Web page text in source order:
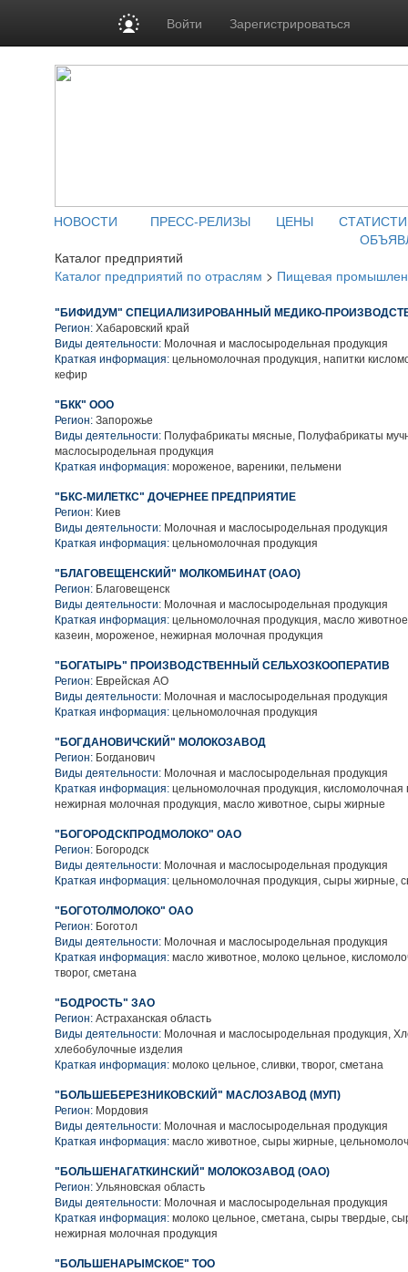
Войти Зарегистрироваться
НОВОСТИ ПРЕСС-РЕЛИЗЫ ЦЕНЫ
Каталог предприятий
Каталог предприятий по отраслям > Пищевая
"БИФИДУМ" СПЕЦИАЛИЗИРОВАННЫЙ МЕДИКО-
Регион: Хабаровский край
Виды деятельности: Молочная и маслосыродельная продукция
Краткая информация: цельномолочная продукция, напитки
кефир
"БКК" ООО
Регион: Запорожье
Виды деятельности: Полуфабрикаты мясные, Полуфабрикаты
маслосыродельная продукция
Краткая информация: мороженое, вареники, пельмени
"БКС-МИЛЕТКС" ДОЧЕРНЕЕ ПРЕДПРИЯТИЕ
Регион: Киев
Виды деятельности: Молочная и маслосыродельная продукция
Краткая информация: цельномолочная продукция
"БЛАГОВЕЩЕНСКИЙ" МОЛКОМБИНАТ (ОАО)
Регион: Благовещенск
Виды деятельности: Молочная и маслосыродельная продукция
Краткая информация: цельномолочная продукция, масло
казеин, мороженое, нежирная молочная продукция
"БОГАТЫРЬ" ПРОИЗВОДСТВЕННЫЙ СЕЛЬХОЗКООПЕРАТИВ
Регион: Еврейская АО
Виды деятельности: Молочная и маслосыродельная продукция
Краткая информация: цельномолочная продукция
"БОГДАНОВИЧСКИЙ" МОЛОКОЗАВОД
Регион: Богданович
Виды деятельности: Молочная и маслосыродельная продукция
Краткая информация: цельномолочная продукция, кисломолочная
нежирная молочная продукция, масло животное, сыры жирные
"БОГОРОДСКПРОДМОЛОКО" ОАО
Регион: Богородск
Виды деятельности: Молочная и маслосыродельная продукция
Краткая информация: цельномолочная продукция, сыры жирные,
"БОГОТОЛМОЛОКО" ОАО
Регион: Боготол
Виды деятельности: Молочная и маслосыродельная продукция
Краткая информация: масло животное, молоко цельное,
творог, сметана
"БОДРОСТЬ" ЗАО
Регион: Астраханская область
Виды деятельности: Молочная и маслосыродельная продукция,
хлебобулочные изделия
Краткая информация: молоко цельное, сливки, творог, сметана
"БОЛЬШЕБЕРЕЗНИКОВСКИЙ" МАСЛОЗАВОД (МУП)
Регион: Мордовия
Виды деятельности: Молочная и маслосыродельная продукция
Краткая информация: масло животное, сыры жирные,
"БОЛЬШЕНАГАТКИНСКИЙ" МОЛОКОЗАВОД (ОАО)
Регион: Ульяновская область
Виды деятельности: Молочная и маслосыродельная продукция
Краткая информация: молоко цельное, сметана, сыры твердые,
нежирная молочная продукция
"БОЛЬШЕНАРЫМСКОЕ" ТОО